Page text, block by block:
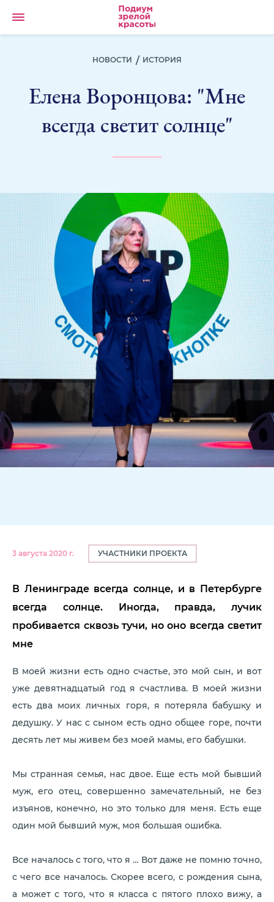
НОВОСТИ ИСТОРИЯ
Елена Воронцова: "Мне
всегда светит солнце"
3 августа 2020 г. УЧАСТНИКИ ПРОЕКТА
В Ленинграде всегда солнце, и в Петербурге
всегда солнце. Иногда, правда, лучик
пробивается сквозь тучи, но оно всегда светит
мне
В моей жизни есть одно счастье, это мой сын, и вот
уже девятнадцатый год я счастлива. В моей жизни
есть два моих личных горя, я потеряла бабушку и
дедушку. У нас с сыном есть одно общее горе, почти
десять лет мы живем без моей мамы, его бабушки.
Мы странная семья, нас двое. Еще есть мой бывший
муж, его отец, совершенно замечательный, не без
изъянов, конечно, но это только для меня. Есть еще
один мой бывший муж, моя большая ошибка.
Все началось с того, что я … Вот даже не помню точно,
с чего все началось. Скорее всего, с рождения сына,
а может с того, что я класса с пятого плохо вижу, а